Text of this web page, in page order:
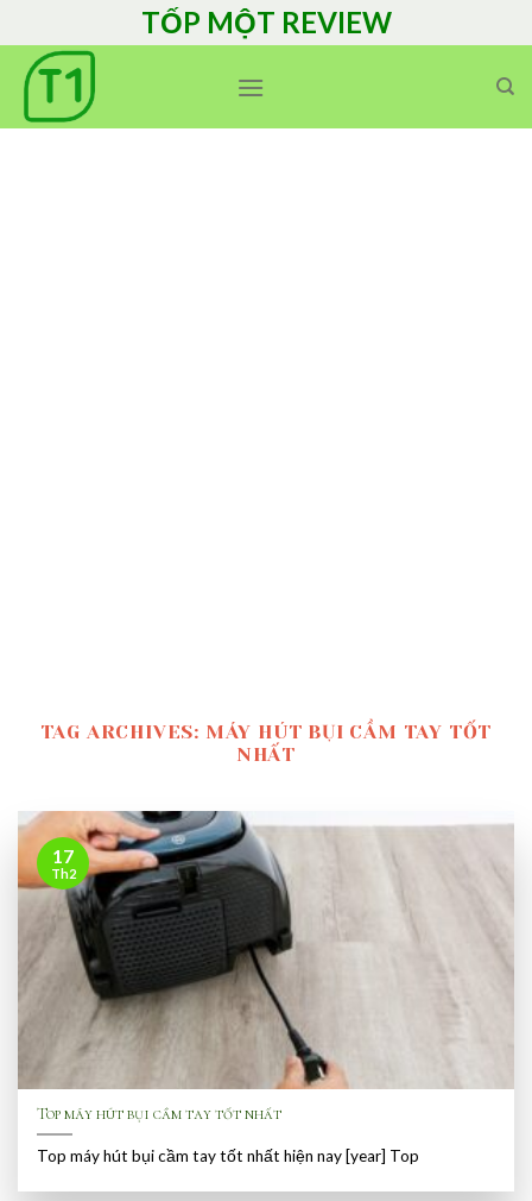
to
content
TỐP MỘT REVIEW
TAG ARCHIVES: MÁY HÚT BỤI CẦM TAY TỐT
NHẤT
Top máy hút bụi cầm tay tốt nhất
Top máy hút bụi cầm tay tốt nhất hiện nay [year] Top
17
Th2